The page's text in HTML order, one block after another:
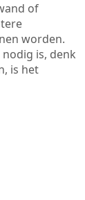
of
worden.
is, denk
is het